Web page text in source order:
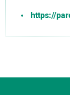
https://